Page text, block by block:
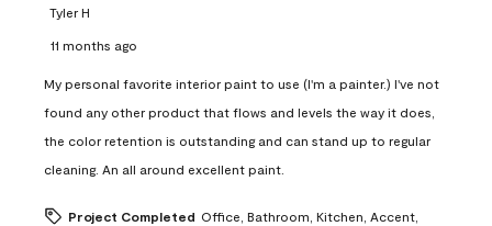
Tyler H
11 months ago
My personal favorite interior paint to use (I'm a painter.) I've not
found any other product that flows and levels the way it does,
the color retention is outstanding and can stand up to regular
cleaning. An all around excellent paint.
Project Completed Office, Bathroom, Kitchen, Accent,